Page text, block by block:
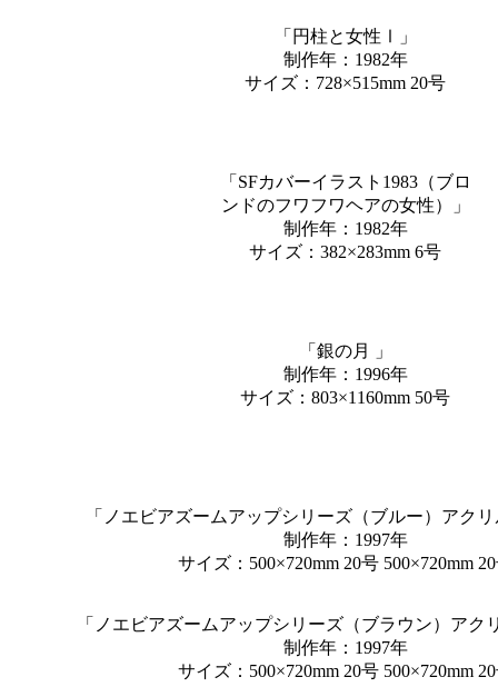
「円柱と⼥性Ⅰ」
制作年：1982年
サイズ：728×515mm 20号
「SFカバーイラスト1983（ブロ
ンドのフワフワヘアの⼥性）」
制作年：1982年
サイズ：382×283mm 6号
「銀の月 」
制作年：1996年
サイズ：803×1160mm 50号
「ノエビアズームアップシリーズ（ブルー）アク
制作年：1997年
サイズ：500×720mm 20号 500×720mm
「ノエビアズームアップシリーズ（ブラウン）アク
制作年：1997年
サイズ：500×720mm 20号 500×720mm